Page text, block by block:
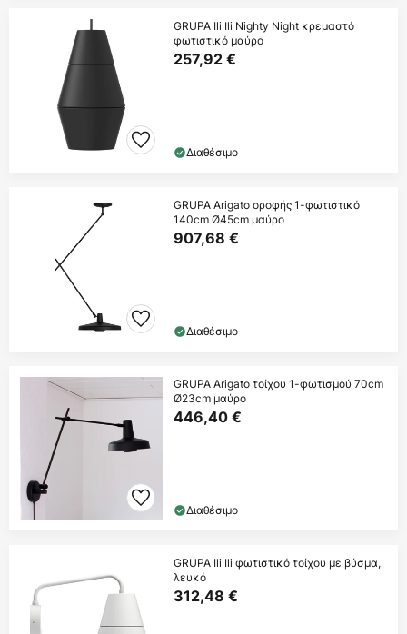
GRUPA Ili Ili Nighty Night κρεμαστό
φωτιστικό μαύρο
257,92 €
Διαθέσιμο
GRUPA Arigato οροφής 1-φωτιστικό
140cm Ø45cm μαύρο
907,68 €
Διαθέσιμο
GRUPA Arigato τοίχου 1-φωτισμού 70cm
Ø23cm μαύρο
446,40 €
Διαθέσιμο
GRUPA Ili Ili φωτιστικό τοίχου με βύσμα,
λευκό
312,48 €